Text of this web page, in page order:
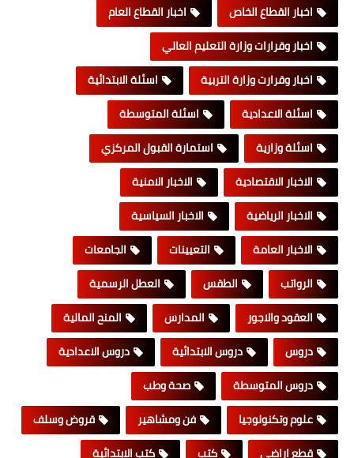
اخبار القطاع الخاص
اخبار القطاع العام
اخبار وقرارات وزارة التعليم العالي
اخبار وقرارت وزارة التربية
اسئلة الابتدائية
اسئلة الاعدادية
اسئلة المتوسطة
اسئلة وزارية
استمارة القبول المركزي
الاخبار الاقتصادية
الاخبار الامنية
الاخبار الرياضية
الاخبار السياسية
الاخبار العامة
التعيينات
الجامعات
الرواتب
الطقس
العطل الرسمية
العقود والاجور
المدارس
المنح المالية
دروس
دروس الابتدائية
دروس الاعدادية
دروس المتوسطة
صحة وطب
علوم وتكنولوجيا
فن ومشاهير
قروض وسلف
قطع اراضي
كتب
كتب الابتدائية